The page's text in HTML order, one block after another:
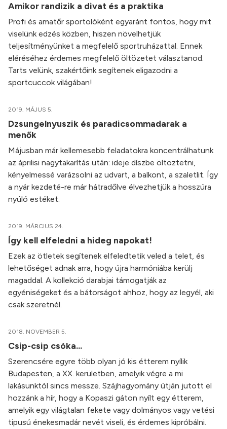
Amikor randizik a divat és a praktika
Profi és amatőr sportolóként egyaránt fontos, hogy mit
viselünk edzés közben, hiszen növelhetjük
teljesítményünket a megfelelő sportruházattal. Ennek
eléréséhez érdemes megfelelő öltözetet választanod.
Tarts velünk, szakértőink segítenek eligazodni a
sportcuccok világában!
2019. MÁJUS 5.
Dzsungelnyuszik és paradicsommadarak a
menők
Májusban már kellemesebb feladatokra koncentrálhatunk
az áprilisi nagytakarítás után: ideje díszbe öltöztetni,
kényelmessé varázsolni az udvart, a balkont, a szaletlit. Így
a nyár kezdeté-re már hátradőlve élvezhetjük a hosszúra
nyúló estéket.
2019. MÁRCIUS 24.
Így kell elfeledni a hideg napokat!
Ezek az ötletek segítenek elfeledtetik veled a telet, és
lehetőséget adnak arra, hogy újra harmóniába kerülj
magaddal. A kollekció darabjai támogatják az
egyéniségeket és a bátorságot ahhoz, hogy az legyél, aki
csak szeretnél.
2018. NOVEMBER 5.
Csip-csip csóka...
Szerencsére egyre több olyan jó kis étterem nyílik
Budapesten, a XX. kerületben, amelyik végre a mi
lakásunktól sincs messze. Szájhagyomány útján jutott el
hozzánk a hír, hogy a Kopaszi gáton nyílt egy étterem,
amelyik egy világtalan fekete vagy dolmányos vagy vetési
tipusú énekesmadár nevét viseli, és érdemes kipróbálni.